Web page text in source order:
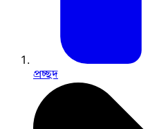
প্রচ্ছদ